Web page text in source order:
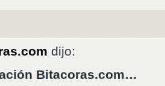
dijo:
Bitacoras.com…